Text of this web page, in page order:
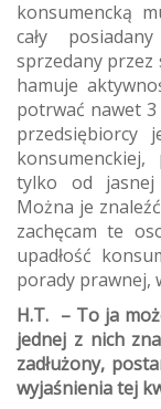
konsumencką
cały
sprzedany przez
hamuje
potrwać nawet 3
przedsiębiorcy
tylko od jasnej
Można je
zachęcam te
upadłość
porady prawnej,
H.T. – To ja
jednej z nich
zadłużony,
wyjaśnienia tej